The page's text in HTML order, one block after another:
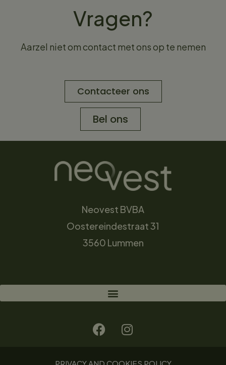
Vragen?
Aarzel niet om contact met ons op te nemen
Contacteer ons
Bel ons
Neovest BVBA
Oostereindestraat 31
3560 Lummen